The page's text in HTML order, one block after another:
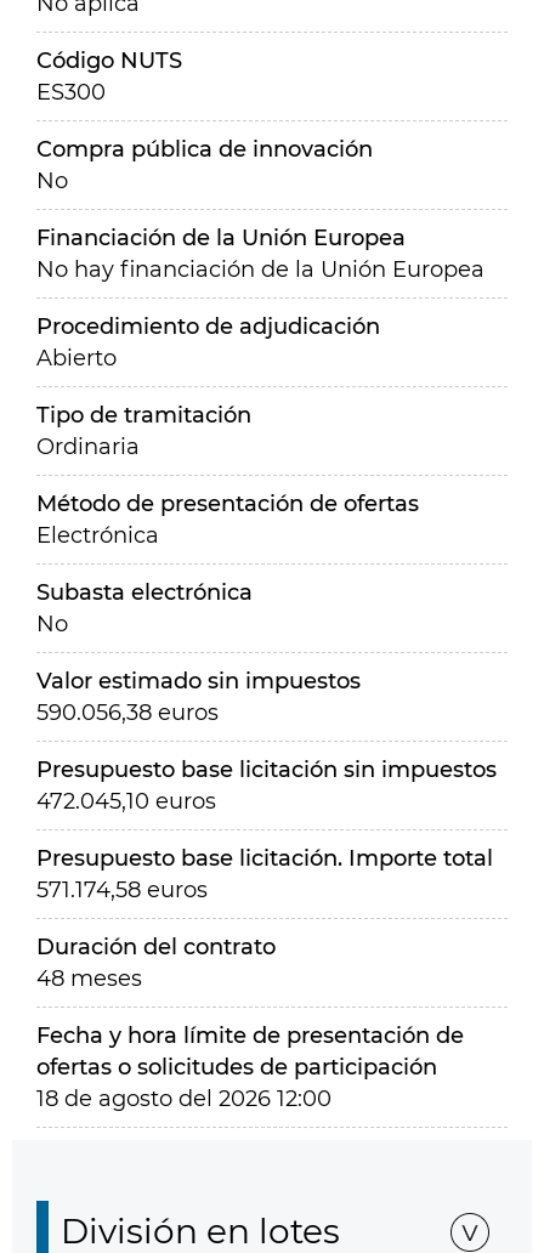
Código NUTS
ES300
Compra pública de innovación
No
Financiación de la Unión Europea
No hay financiación de la Unión Europea
Procedimiento de adjudicación
Abierto
Tipo de tramitación
Ordinaria
Método de presentación de ofertas
Electrónica
Subasta electrónica
No
Valor estimado sin impuestos
590.056,38 euros
Presupuesto base licitación sin impuestos
472.045,10 euros
Presupuesto base licitación. Importe total
571.174,58 euros
Duración del contrato
48 meses
Fecha y hora límite de presentación de
ofertas o solicitudes de participación
18 de agosto del 2026 12:00
División en lotes